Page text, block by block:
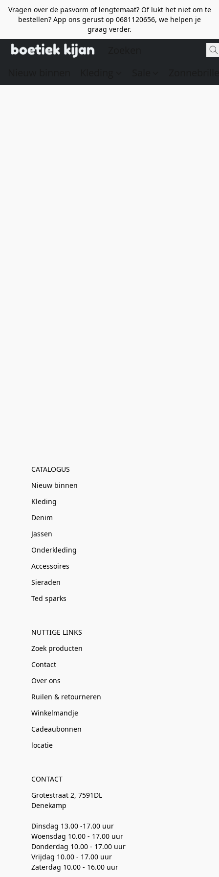
Vragen over de pasvorm of lengtemaat? Of lukt het niet om te
bestellen? App ons gerust op 0681120656, we helpen je
graag verder.
CATALOGUS
Nieuw binnen
Kleding
Denim
Jassen
Onderkleding
Accessoires
Sieraden
Ted sparks
NUTTIGE LINKS
Zoek producten
Contact
Over ons
Ruilen & retourneren
Winkelmandje
Cadeaubonnen
locatie
CONTACT
Grotestraat 2, 7591DL
Denekamp
Dinsdag 13.00 -17.00 uur
Woensdag 10.00 - 17.00 uur
Donderdag 10.00 - 17.00 uur
Vrijdag 10.00 - 17.00 uur
Zaterdag 10.00 - 16.00 uur